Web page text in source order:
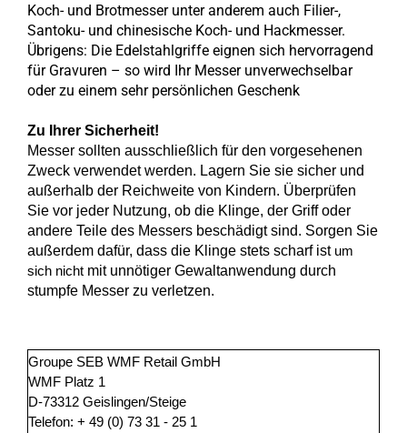
Koch- und Brotmesser unter anderem auch Filier-,
Santoku- und chinesische Koch- und Hackmesser.
Übrigens: Die Edelstahlgriffe eignen sich hervorragend
für Gravuren – so wird Ihr Messer unverwechselbar
oder zu einem sehr persönlichen Geschenk
Zu Ihrer Sicherheit!
Messer sollten ausschließlich für den vorgesehenen
Zweck verwendet werden. Lagern Sie sie sicher und
außerhalb der Reichweite von Kindern. Überprüfen
Sie vor jeder Nutzung, ob die Klinge, der Griff oder
andere Teile des Messers beschädigt sind. Sorgen Sie
außerdem dafür, dass die Klinge stets scharf ist um
sich nicht mit unnötiger Gewaltanwendung durch
stumpfe Messer zu verletzen.
Groupe SEB WMF Retail GmbH
WMF Platz 1
D-73312 Geislingen/Steige
Telefon: + 49 (0) 73 31 - 25 1